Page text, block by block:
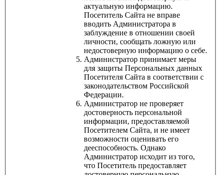
актуальную информацию.
Посетитель Сайта не вправе
вводить Администратора в
заблуждение в отношении своей
личности, сообщать ложную или
недостоверную информацию о себе.
Администратор принимает меры
для защиты Персональных данных
Посетителя Сайта в соответствии с
законодательством Российской
Федерации.
Администратор не проверяет
достоверность персональной
информации, предоставляемой
Посетителем Сайта, и не имеет
возможности оценивать его
дееспособность. Однако
Администратор исходит из того,
что Посетитель предоставляет